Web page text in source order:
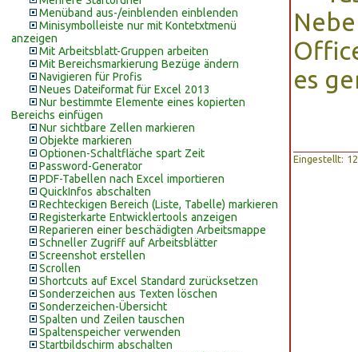
Menüband aus-/einblenden einblenden
Minisymbolleiste nur mit Kontetxtmenü
anzeigen
Mit Arbeitsblatt-Gruppen arbeiten
Mit Bereichsmarkierung Bezüge ändern
Navigieren für Profis
Neues Dateiformat für Excel 2013
Nur bestimmte Elemente eines kopierten
Bereichs einfügen
Nur sichtbare Zellen markieren
Objekte markieren
Optionen-Schaltfläche spart Zeit
Password-Generator
PDF-Tabellen nach Excel importieren
QuickInfos abschalten
Rechteckigen Bereich (Liste, Tabelle) markieren
Registerkarte Entwicklertools anzeigen
Reparieren einer beschädigten Arbeitsmappe
Schneller Zugriff auf Arbeitsblätter
Screenshot erstellen
Scrollen
Shortcuts auf Excel Standard zurücksetzen
Sonderzeichen aus Texten löschen
Sonderzeichen-Übersicht
Spalten und Zeilen tauschen
Spaltenspeicher verwenden
Startbildschirm abschalten
es
Eingestellt: